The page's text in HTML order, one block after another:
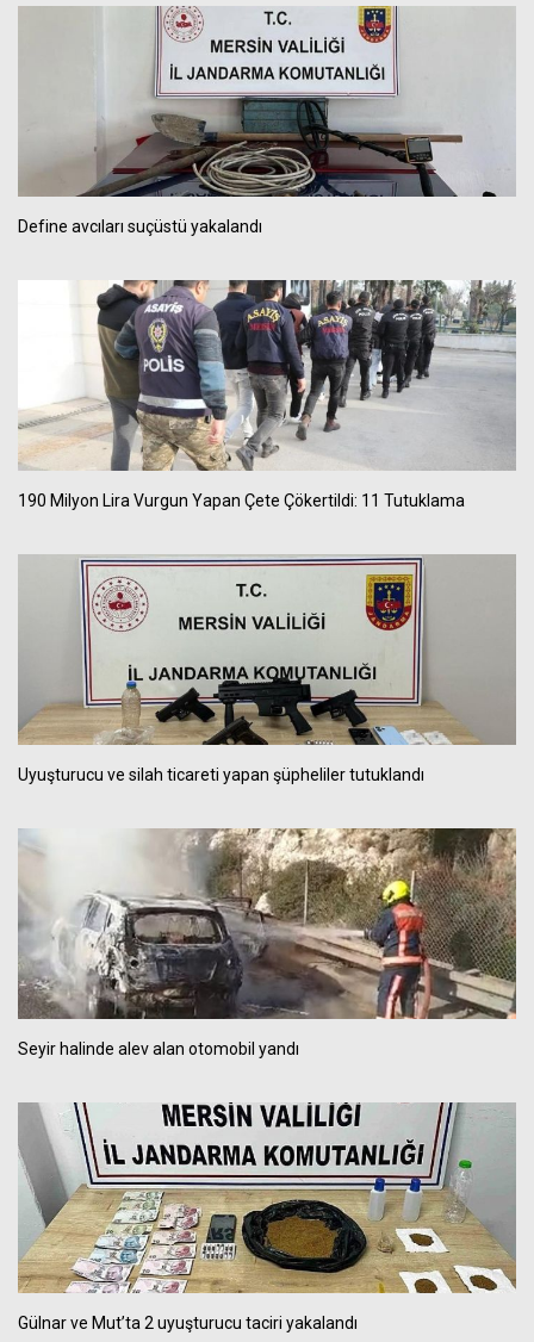
Define avcıları suçüstü yakalandı
190 Milyon Lira Vurgun Yapan Çete Çökertildi: 11 Tutuklama
Uyuşturucu ve silah ticareti yapan şüpheliler tutuklandı
Seyir halinde alev alan otomobil yandı
Gülnar ve Mut’ta 2 uyuşturucu taciri yakalandı